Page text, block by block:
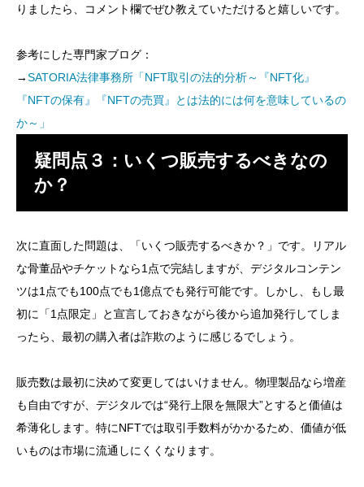
りましたら、コメント欄でぜひ教えていただけると嬉しいです。
参考にした専門家ブログ：
→SATORIA法律事務所「NFT取引の法的分析～『NFT化』
『NFTの保有』『NFTの売買』とは法的には何を意味しているの
か～」
疑問点３：いくつ販売するべきなの
か？
次に直面した問題は、「いくつ販売するべきか？」です。リアル
な骨董品やチケットなら1点で完結しますが、デジタルコンテン
ツは1点でも100点でも1億点でも発行可能です。しかし、もし最
初に「1点限定」と宣言しておきながら後から追加発行してしま
ったら、最初の購入者は詐欺のように感じるでしょう。
販売数は最初に決めて変更してはいけません。物理製品なら増産
も自由ですが、デジタルでは“発行上限を無限大”とすると価値は
希薄化します。特にNFTでは取引手数料がかかるため、価値が低
いものは市場に流通しにくくなります。